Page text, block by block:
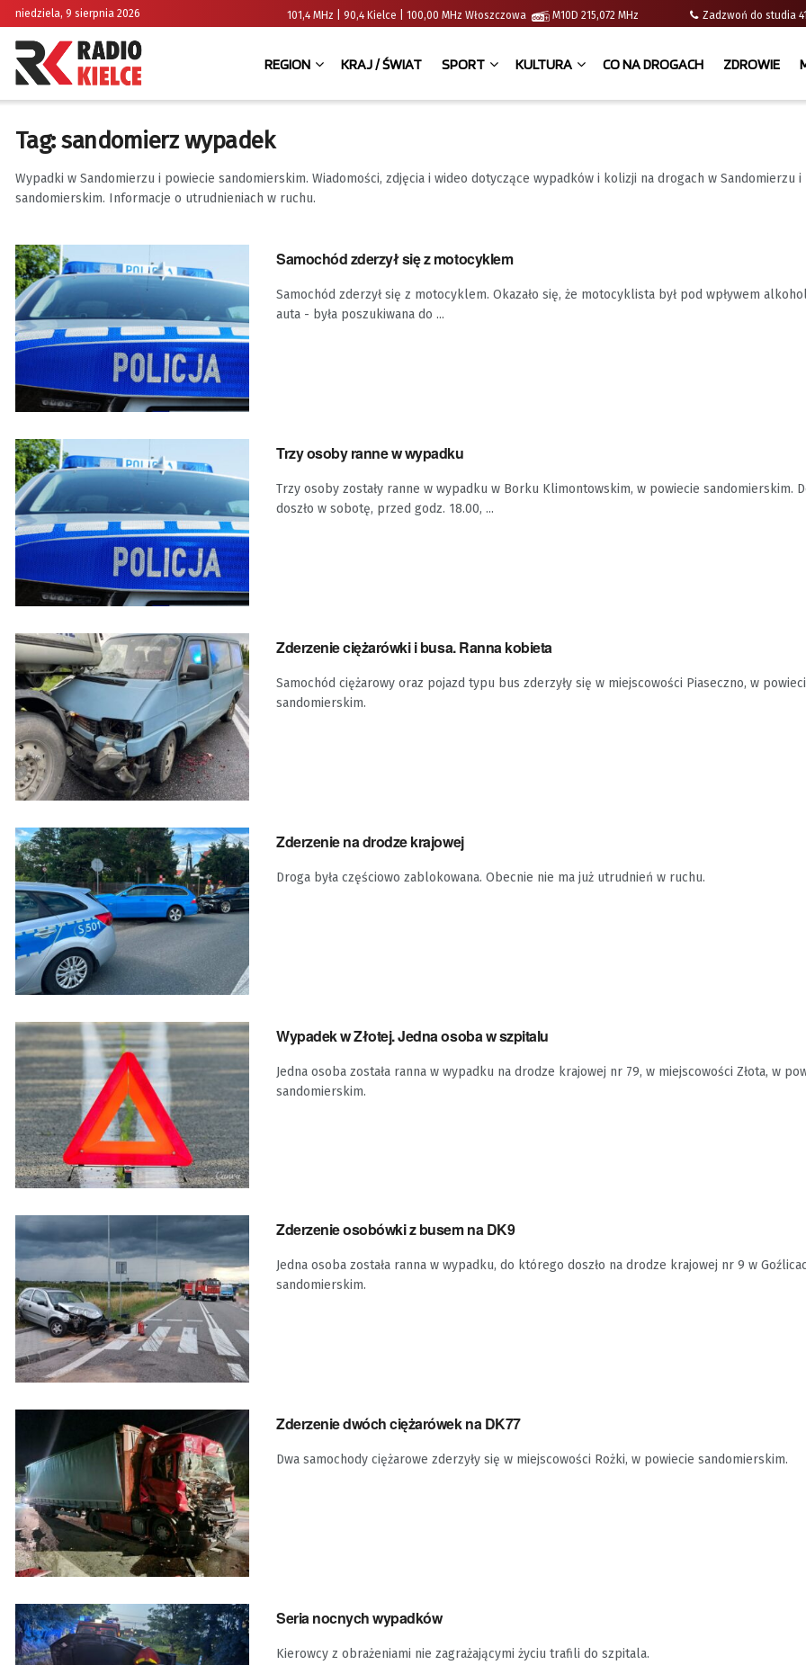
niedziela, 9 sierpnia 2026 101,4 MHz | 90,4 Kielce | 100,00 MHz Włoszczowa M10D 215,072 MHz Zadzwoń do
REGION KRAJ / ŚWIAT SPORT KULTURA CO NA DROGACH ZDROWIE
Tag:sandomierz wypadek
Wypadki w Sandomierzu i powiecie sandomierskim. Wiadomości, zdjęcia i wideo dotyczące wypadków i kolizji na drogach w Sandomierzu i
sandomierskim. Informacje o utrudnieniach w ruchu.
Samochód zderzył się z motocyklem
Samochód zderzył się z motocyklem. Okazało się, że motocyklista był pod wpływem
auta - była poszukiwana do ...
Trzy osoby ranne w wypadku
Trzy osoby zostały ranne w wypadku w Borku Klimontowskim, w powiecie sandomierskim.
doszło w sobotę, przed godz. 18.00, ...
Zderzenie ciężarówki i busa. Ranna kobieta
Samochód ciężarowy oraz pojazd typu bus zderzyły się w miejscowości Piaseczno, w
sandomierskim.
Zderzenie na drodze krajowej
Droga była częściowo zablokowana. Obecnie nie ma już utrudnień w ruchu.
Wypadek w Złotej. Jedna osoba w szpitalu
Jedna osoba została ranna w wypadku na drodze krajowej nr 79, w miejscowości Złota, w
sandomierskim.
Zderzenie osobówki z busem na DK9
Jedna osoba została ranna w wypadku, do którego doszło na drodze krajowej nr 9 w
sandomierskim.
Zderzenie dwóch ciężarówek na DK77
Dwa samochody ciężarowe zderzyły się w miejscowości Rożki, w powiecie sandomierskim.
Seria nocnych wypadków
Kierowcy z obrażeniami nie zagrażającymi życiu trafili do szpitala.